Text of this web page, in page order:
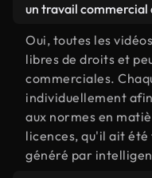
un travail commercial
Oui, toutes les
libres de droits et
commerciales.
individuellement
aux normes en
licences, qu'il ait
généré par